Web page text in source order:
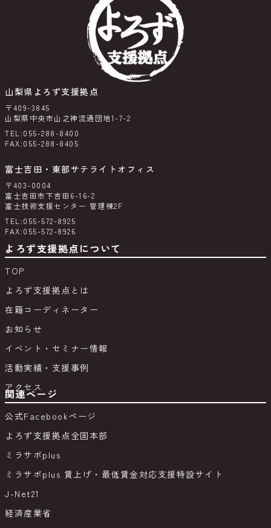
山梨県よろず支援拠点
〒409-3845
山梨県中央市山之神流通団地1-7-2
TEL:055-288-8400
FAX:055-288-8405
富士吉田・東部サテライトオフィス
〒403-0004
富士吉田市下吉田6-16-2
富士技術支援センター 管理棟2F
TEL:055-572-8925
FAX:055-572-8926
よろず支援拠点について
TOP
よろず支援拠点とは
在籍コーディネーター
お知らせ
イベント・セミナー情報
活動実績・支援事例
アクセス
関連ページ
公式Facebookページ
よろず支援拠点全国本部
ミラサポplus
ミラサポplus 賃上げ・最低賃金対応支援特設サイト
J-Net21
経済産業省